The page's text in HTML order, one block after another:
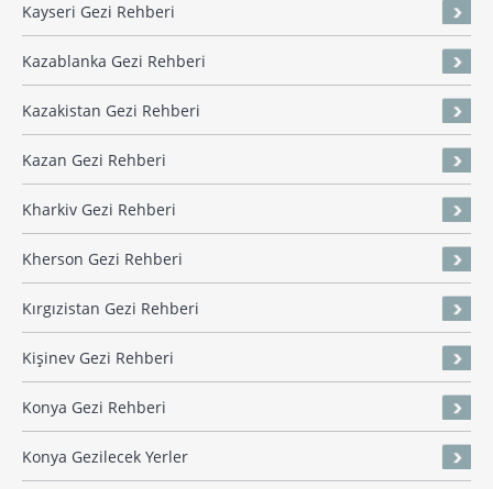
Kayseri Gezi Rehberi
Kazablanka Gezi Rehberi
Kazakistan Gezi Rehberi
Kazan Gezi Rehberi
Kharkiv Gezi Rehberi
Kherson Gezi Rehberi
Kırgızistan Gezi Rehberi
Kişinev Gezi Rehberi
Konya Gezi Rehberi
Konya Gezilecek Yerler